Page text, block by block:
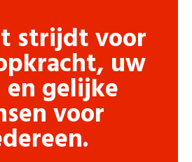
strijdt voor
uw
en gelijke
voor